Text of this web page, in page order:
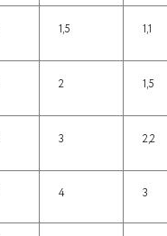
1,5 1,1
2 1,5
3 2,2
4 3